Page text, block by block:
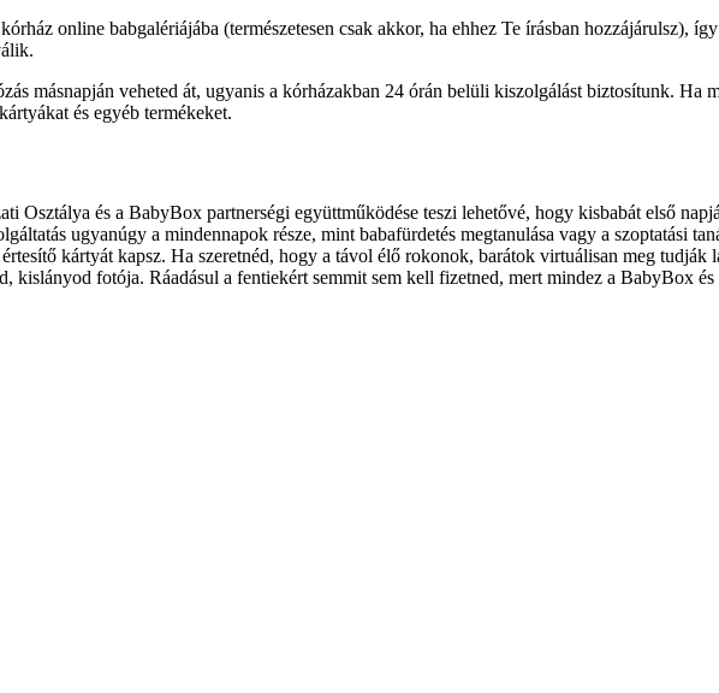
online babgalériájába (természetesen csak akkor, ha ehhez Te írásban hozzájárulsz),
másnapján veheted át, ugyanis a kórházakban 24 órán belüli kiszolgálást biztosítunk. Ha
és egyéb termékeket.
Osztálya és a BabyBox partnerségi együttműködése teszi lehetővé, hogy kisbabát első
ugyanúgy a mindennapok része, mint babafürdetés megtanulása vagy a szoptatási
kártyát kapsz. Ha szeretnéd, hogy a távol élő rokonok, barátok virtuálisan meg
kislányod fotója. Ráadásul a fentiekért semmit sem kell fizetned, mert mindez a BabyBox